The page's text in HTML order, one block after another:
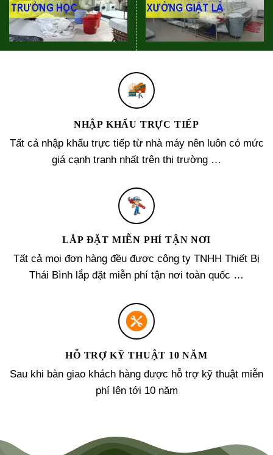
NHẬP KHẨU TRỰC TIẾP
Tất cả nhập khẩu trực tiếp từ nhà máy nên luôn có mức
giá cạnh tranh nhất trên thị trường …
LẮP ĐẶT MIỄN PHÍ TẬN NƠI
Tất cả mọi đơn hàng đều được công ty TNHH Thiết Bị
Thái Bình lắp đặt miễn phí tận nơi toàn quốc …
HỖ TRỢ KỸ THUẬT 10 NĂM
Sau khi bàn giao khách hàng được hỗ trợ kỹ thuật miễn
phí lên tới 10 năm